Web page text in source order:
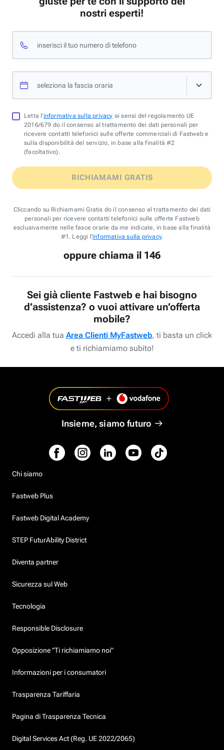
nostri esperti!
inserisci il tuo numero di telefono
seleziona la fascia oraria
Letta l'informativa sulla privacy ai sensi del regolamento UE
2016/679 do il consenso al trattamento dei dati personali per
ricevere contatti telefonici sulle offerte commerciali di Fastweb e
sulla disponibilità del servizio, in base alla finalità #2
(facoltativo).
RICHIAMAMI GRATIS
Cliccando su Richiamami Gratis do il consenso al trattamento dei dati
personali per ricevere contatti telefonici sulle offerte Fastweb
esclusivamente nelle fasce orarie da me indicate, in base alla finalità
#1. Leggi l'informativa sulla privacy.
oppure chiama il 146
Sei già cliente Fastweb e hai bisogno
d’assistenza? o vuoi attivare un’offerta
mobile?
Accedi alla tua Area Clienti MyFastweb, ti basta un click
e ti richiamiamo subito!
Insieme, siamo futuro
Chi siamo
Fastweb Plus
Fastweb Digital Academy
STEP FuturAbility District
Diventa partner
Sicurezza sul Web
Tecnologia
Responsible Disclosure
Opposizione "Ti richiamiamo noi"
Informazioni per i consumatori
Trasparenza Tariffaria
Pagina di Trasparenza Tecnica
Digital Services Act (Reg. UE 2022/2065)